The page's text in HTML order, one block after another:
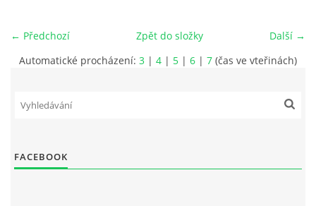
Fotoklub Ivančice - FotKI, z. s.
← Předchozí Další →
Zpět do složky
Automatické procházení: 3 | 4 | 5 | 6 | 7 (čas ve vteřinách)
FACEBOOK